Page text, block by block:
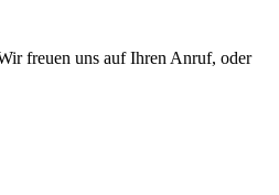
freuen uns auf Ihren Anruf, oder